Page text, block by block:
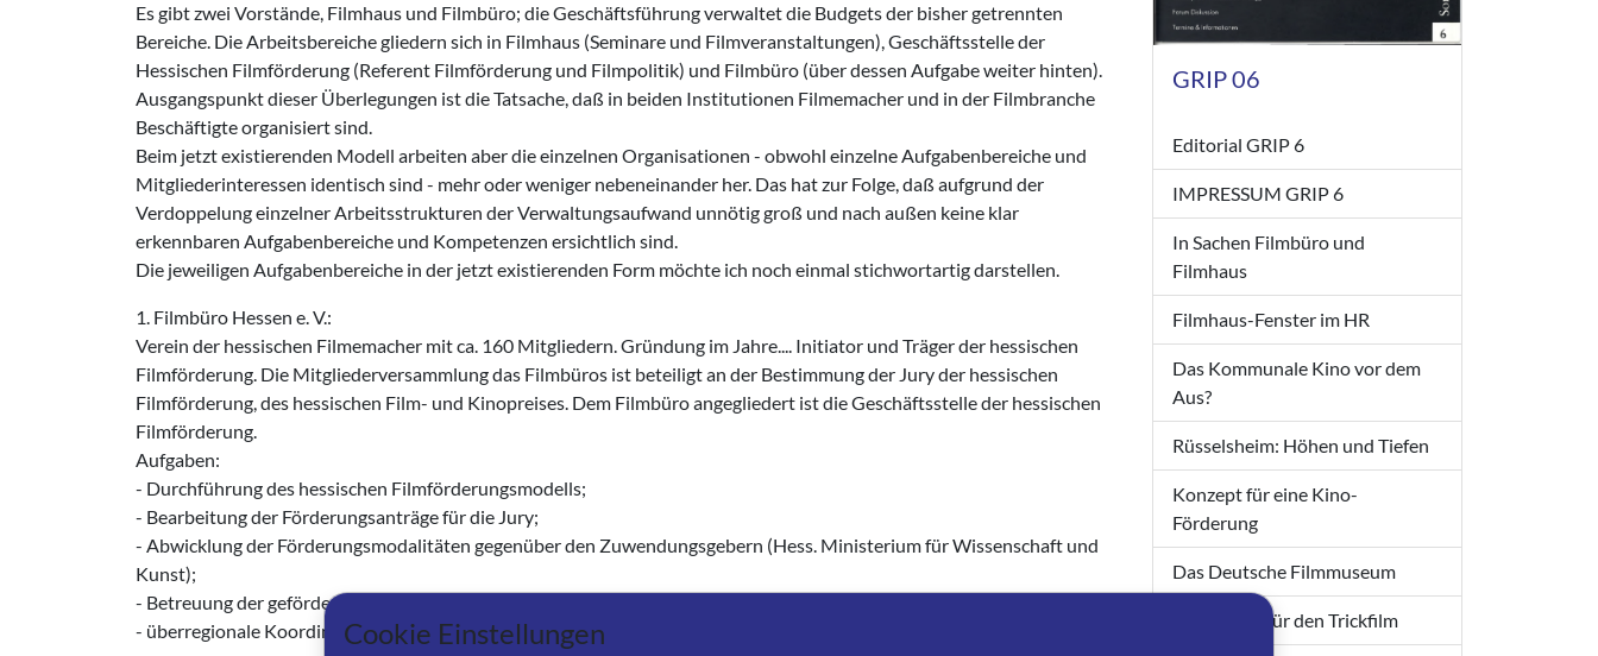
Es gibt zwei Vorstände, Filmhaus und Filmbüro; die Geschäftsführung verwaltet die Budgets der bisher getrennten
Bereiche. Die Arbeitsbereiche gliedern sich in Filmhaus (Seminare und Filmveranstaltungen), Geschäftsstelle der
Hessischen Filmförderung (Referent Filmförderung und Filmpolitik) und Filmbüro (über dessen Aufgabe weiter hinten).
Ausgangspunkt dieser Überlegungen ist die Tatsache, daß in beiden Institutionen Filmemacher und in der Filmbranche
Beschäftigte organisiert sind.
Beim jetzt existierenden Modell arbeiten aber die einzelnen Organisationen - obwohl einzelne Aufgabenbereiche und
Mitgliederinteressen identisch sind - mehr oder weniger nebeneinander her. Das hat zur Folge, daß aufgrund der
Verdoppelung einzelner Arbeitsstrukturen der Verwaltungsaufwand unnötig groß und nach außen keine klar
erkennbaren Aufgabenbereiche und Kompetenzen ersichtlich sind.
Die jeweiligen Aufgabenbereiche in der jetzt existierenden Form möchte ich noch einmal stichwortartig darstellen.
1. Filmbüro Hessen e. V.:
Verein der hessischen Filmemacher mit ca. 160 Mitgliedern. Gründung im Jahre.... Initiator und Träger der hessischen
Filmförderung. Die Mitgliederversammlung das Filmbüros ist beteiligt an der Bestimmung der Jury der hessischen
Filmförderung, des hessischen Film- und Kinopreises. Dem Filmbüro angegliedert ist die Geschäftsstelle der hessischen
Filmförderung.
Aufgaben:
- Durchführung des hessischen Filmförderungsmodells;
- Bearbeitung der Förderungsanträge für die Jury;
- Abwicklung der Förderungsmodalitäten gegenüber den Zuwendungsgebern (Hess. Ministerium für Wissenschaft und
Kunst);
- Betreuung der gefördertn Projekte;
- überregionale Koordination der Filmförderungen
GRIP 06
Editorial GRIP 6
IMPRESSUM GRIP 6
In Sachen Filmbüro und
Filmhaus
Filmhaus-Fenster im HR
Das Kommunale Kino vor dem
Aus?
Rüsselsheim: Höhen und Tiefen
Konzept für eine Kino-
Förderung
Das Deutsche Filmmuseum
Eine Lobby für den Trickfilm
Cookie Einstellungen